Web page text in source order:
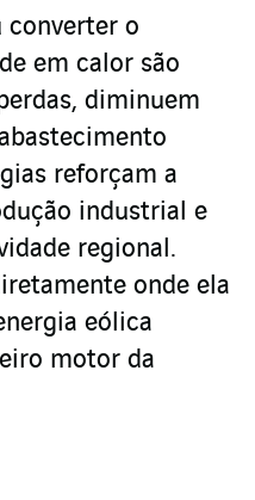
o
em calor são
diminuem
reforçam a
industrial e
regional.
onde ela
eólica
motor da